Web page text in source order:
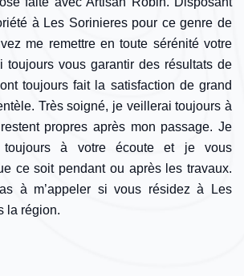
à Les Sorinieres pour ce genre de
me remettre en toute sérénité votre
toujours vous garantir des résultats de
toujours fait la satisfaction de grand
Très soigné, je veillerai toujours à
propres après mon passage. Je
toujours à votre écoute et je vous
ce soit pendant ou après les travaux.
à m’appeler si vous résidez à Les
la région.